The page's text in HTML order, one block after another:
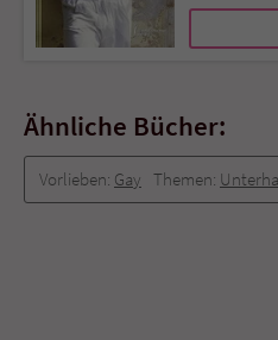
Ähnliche Bücher:
Vorlieben: Gay Themen: